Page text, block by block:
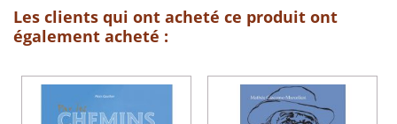
Les clients qui ont acheté ce produit ont
également acheté :